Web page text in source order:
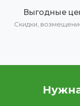
Выгодные
Скидки,